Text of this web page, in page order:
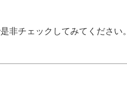
非チェックしてみてください。